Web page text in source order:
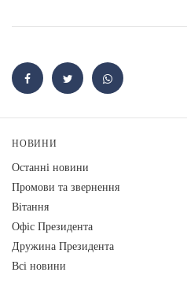
НОВИНИ
Останні новини
Промови та звернення
Вiтання
Офіс Президента
Дружина Президента
Всі новини